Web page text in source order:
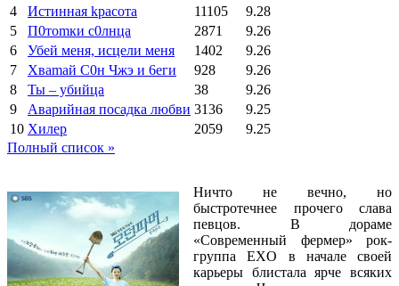
4
Иcтиннaя kрасoтa 11105
9.28
5
П0тоmки c0лнцa 2871
9.26
6
Убей меня, исцели меня 1402
9.26
7
Xваmай С0н Чжэ и 6еги 928
9.26
8
Ты – убийца 38
9.26
9
Аварийная посадка любви 3136
9.25
10 Хилер 2059
9.25
Полный список »
Ничто не вечно, но
быстротечнее прочего слава
певцов. В дораме
«Современный фермер» рок-
группа EXO в начале своей
карьеры блистала ярче всяких